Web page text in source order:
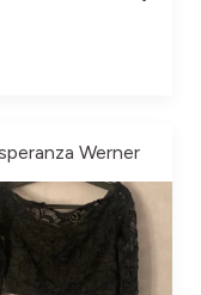
Werner